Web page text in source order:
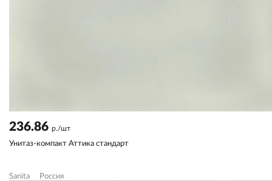
236.86 р./шт
Унитаз-компакт Аттика стандарт
Sanita Россия